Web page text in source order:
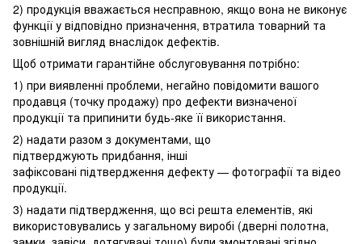
2) продукція вважається несправною, якщо вона не виконує
функції у відповідно призначення, втратила товарний та
зовнішній вигляд внаслідок дефектів.
Щоб отримати гарантійне обслуговування потрібно:
1) при виявленні проблеми, негайно повідомити вашого
продавця (точку продажу) про дефекти визначеної
продукції та припинити будь-яке її використання.
2) надати разом з документами, що
підтверджують придбання, інші
зафіксовані підтвердження дефекту — фотографії та відео
продукції.
3) надати підтвердження, що всі решта елементів, які
використовувались у загальному виробі (дверні полотна,